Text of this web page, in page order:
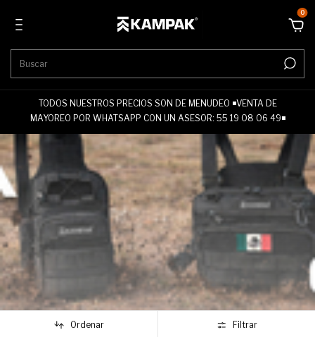
0
TODOS NUESTROS PRECIOS SON DE MENUDEO ◾VENTA DE
MAYOREO POR WHATSAPP CON UN ASESOR: 55 19 08 06 49◾
Ordenar Filtrar